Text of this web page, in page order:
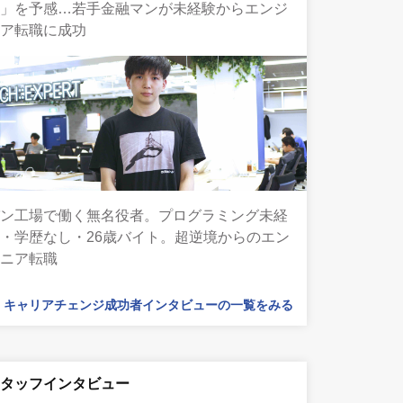
を予感…若手金融マンが未経験からエンジ
転職に成功
工場で働く無名役者。プログラミング未経
学歴なし・26歳バイト。超逆境からのエン
ア転職
キャリアチェンジ成功者インタビューの一覧をみる
ッフインタビュー